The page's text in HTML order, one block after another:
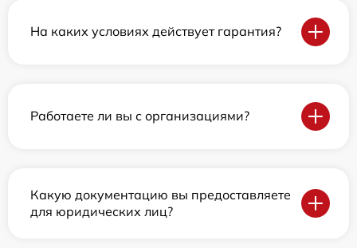
На каких условиях действует гарантия?
Работаете ли вы с организациями?
Какую документацию вы предоставляете
для юридических лиц?